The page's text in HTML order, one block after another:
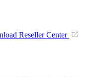
Reseller Center